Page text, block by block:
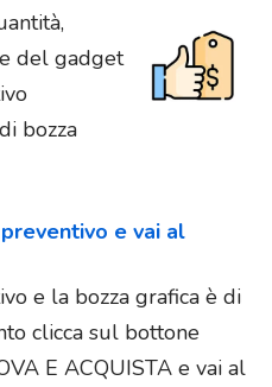
del gadget
bozza
e vai al
e la bozza grafica è di
clicca sul bottone
E ACQUISTA e vai al